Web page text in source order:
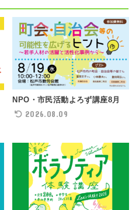
NPO・市民活動よろず講座8月
2026.08.09